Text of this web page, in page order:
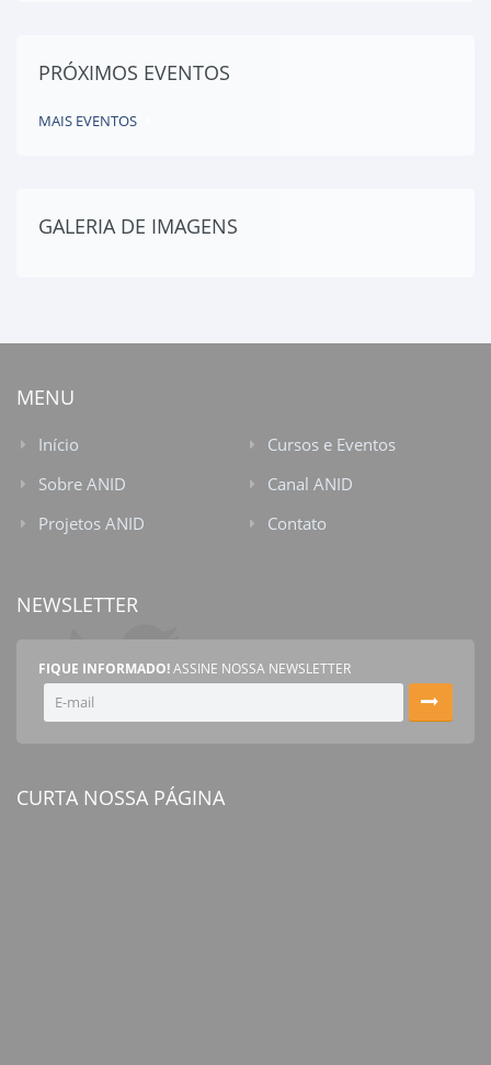
PRÓXIMOS EVENTOS
MAIS EVENTOS
GALERIA DE IMAGENS
MENU
Início
Sobre ANID
Projetos ANID
Cursos e Eventos
Canal ANID
Contato
NEWSLETTER
FIQUE INFORMADO!ASSINE NOSSA NEWSLETTER
CURTA NOSSA PÁGINA